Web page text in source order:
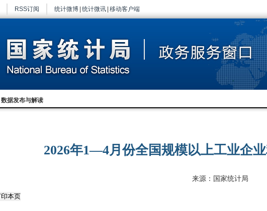
RSS订阅 统计微博 统计微讯 移动客户端
数据发布与解读
2026年1—4月份全国规模以上工业企
来源：国家统计局